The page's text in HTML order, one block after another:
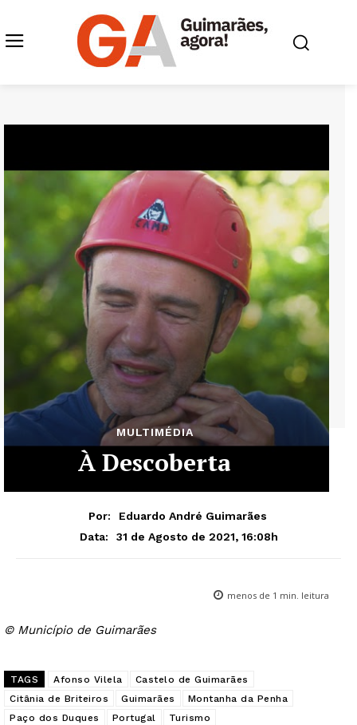
MULTIMÉDIA
À Descoberta
Por:
Eduardo André Guimarães
Data:
31 de Agosto de 2021, 16:08h
menos de 1 min. leitura
© Município de Guimarães
TAGS Afonso Vilela
Castelo de Guimarães
Citânia de Briteiros
Guimarães
Montanha da Penha
Paço dos Duques
Portugal
Turismo